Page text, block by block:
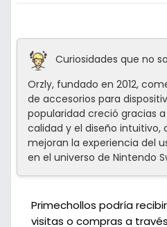
Curiosidades que no
Orzly, fundado en 2012,
de accesorios para
popularidad creció gracias
calidad y el diseño intuitivo,
mejoran la experiencia del
en el universo de Nintendo
Primechollos podría
visitas o compras a